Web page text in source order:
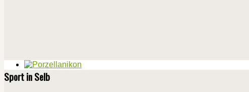
Sport in Selb